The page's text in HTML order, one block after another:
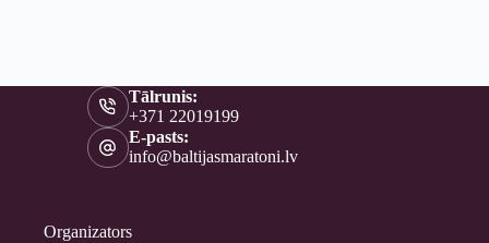
Tālrunis:
+371 22019199
E-pasts:
info@baltijasmaratoni.lv
Organizators